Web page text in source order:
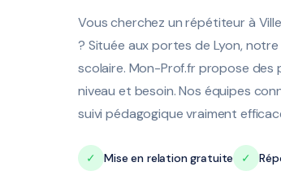
Vous cherchez un répétiteur à
? Située aux portes de Lyon,
scolaire. Mon-Prof.fr propose des
niveau et besoin. Nos équipes
suivi pédagogique vraiment
✓ Mise en relation gratuite ✓